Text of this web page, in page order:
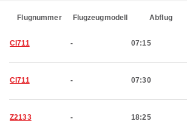
Flugnummer Flugzeugmodell Abflug
CI711 - 07:15
CI711 - 07:30
Z2133 - 18:25